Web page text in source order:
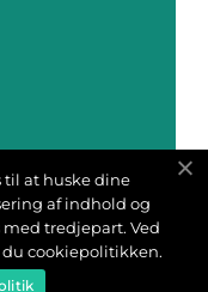
til at huske dine
af indhold og
tredjepart. Ved
cookiepolitikken.